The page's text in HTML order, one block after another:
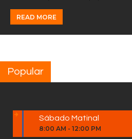
READ MORE
Popular
Sábado Matinal
8:00 AM - 12:00 PM